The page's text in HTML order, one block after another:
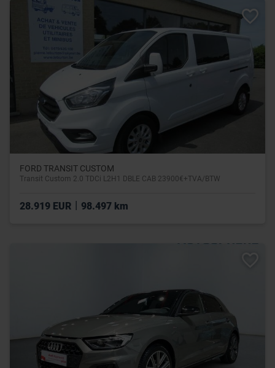
FORD TRANSIT CUSTOM
Transit Custom 2.0 TDCi L2H1 DBLE CAB 23900€+TVA/BTW
28.919 EUR 98.497 km